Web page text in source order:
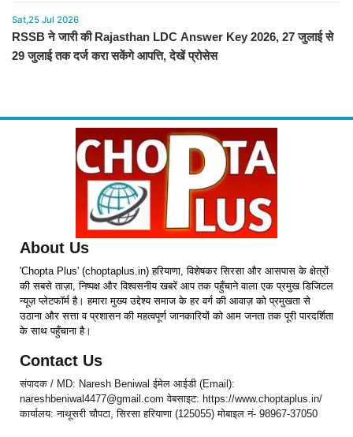
Sat,25 Jul 2026
RSSB ने जारी की Rajasthan LDC Answer Key 2026, 27 जुलाई से
29 जुलाई तक दर्ज करा सकेंगे आपत्ति, देखें प्रोसेस
About Us
'Chopta Plus' (choptaplus.in) हरियाणा, विशेषकर सिरसा और आसपास के क्षेत्रों
की सबसे ताज़ा, निष्पक्ष और विश्वसनीय खबरें आप तक पहुँचाने वाला एक प्रमुख डिजिटल
न्यूज़ प्लेटफॉर्म है। हमारा मुख्य उद्देश्य समाज के हर वर्ग की आवाज़ को प्रमुखता से
उठाना और सत्ता व प्रशासन की महत्वपूर्ण जानकारियों को आम जनता तक पूरी पारदर्शिता
के साथ पहुँचाना है।
Contact Us
संपादक / MD: Naresh Beniwal ईमेल आईडी (Email):
nareshbeniwal4477@gmail.com वेबसाइट: https://www.choptaplus.in/
कार्यालय: नाथूसरी चौपटा, सिरसा हरियाणा (125055) मोबाइल नं- 98967-37050